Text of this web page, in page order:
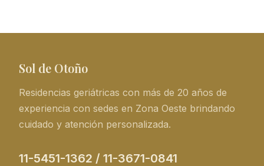
Sol de Otoño
Residencias geriátricas con más de 20 años de
experiencia con sedes en Zona Oeste brindando
cuidado y atención personalizada.
11-5451-1362 / 11-3671-0841